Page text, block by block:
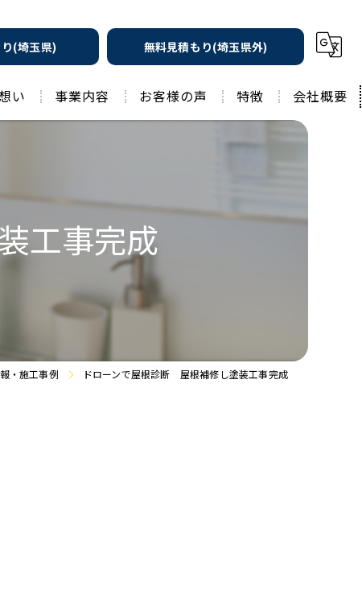
(埼玉県) 無料見積もり(埼玉県外)
い 事業内容 お客様の声 特徴
工務店
水回り
会社概要
工事完成
・施工事例 ドローンで屋根診断 屋根補修し塗装工事完成